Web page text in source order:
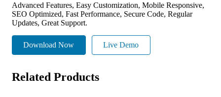
Advanced Features, Easy Customization, Mobile Responsive,
SEO Optimized, Fast Performance, Secure Code, Regular
Updates, Great Support.
Download Now Live Demo
Related Products